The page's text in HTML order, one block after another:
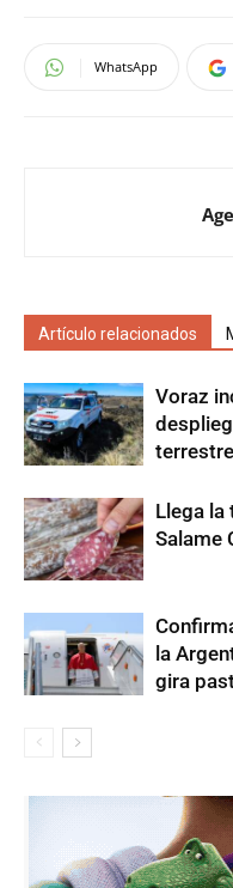
WhatsApp
Artículo relacionados
Voraz
terrestre
Llega la
Salame
la
gira